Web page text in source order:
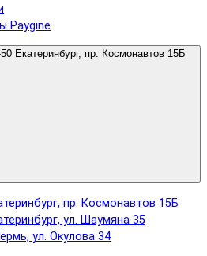
Paygine
пр. Космонавтов 15Б
ул. Шаумяна 35
ул. Окулова 34